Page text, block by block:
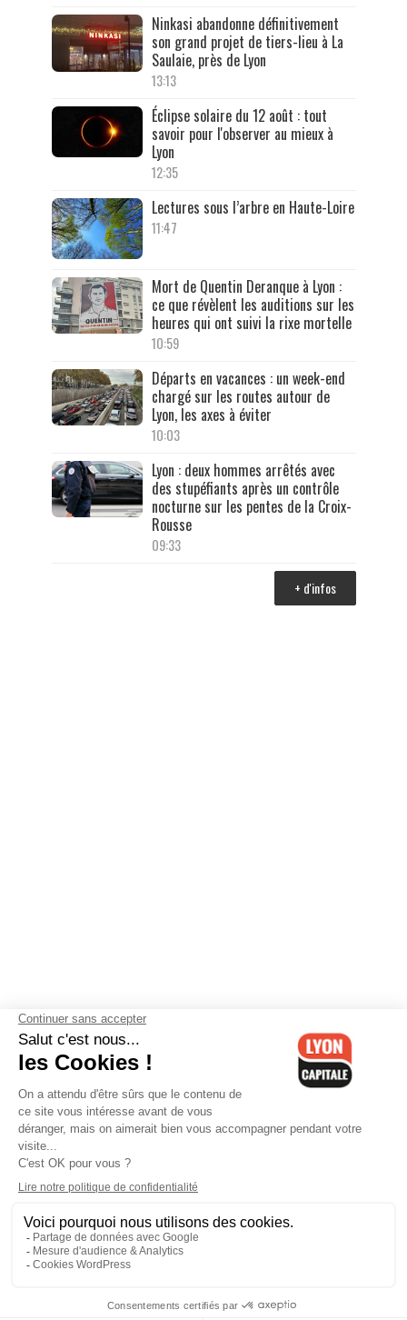
Ninkasi abandonne définitivement
son grand projet de tiers-lieu à La
Saulaie, près de Lyon
13:13
Éclipse solaire du 12 août : tout
savoir pour l'observer au mieux à
Lyon
12:35
Lectures sous l’arbre en Haute-Loire
11:47
Mort de Quentin Deranque à Lyon :
ce que révèlent les auditions sur les
heures qui ont suivi la rixe mortelle
10:59
Départs en vacances : un week-end
chargé sur les routes autour de
Lyon, les axes à éviter
10:03
Lyon : deux hommes arrêtés avec
des stupéfiants après un contrôle
nocturne sur les pentes de la Croix-
Rousse
09:33
+ d'infos
Contactez-nous-Mentions légales-CGV-Politique de
confidentialité-Gestion des cookies
Cedex 06